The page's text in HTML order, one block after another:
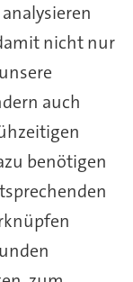
nicht nur
auch
benötigen